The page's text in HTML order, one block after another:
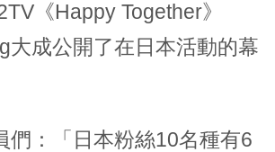
《Happy Together》
大成公開了在日本活動的幕
們：「日本粉絲10名種有6